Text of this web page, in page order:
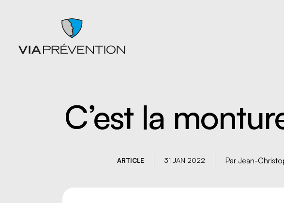
Catalogues de cours SST
Chutes
manuelle
Gestion de la prévention
C’est la
ARTICLE 31 JAN 2022 Par Jean-